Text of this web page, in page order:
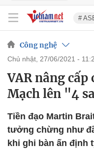
#
Công nghệ
chủ nhật, 27/06/2021 -
VAR nâng
Mạch lên "4
Tiền đạo Martin
tưởng chừng như
khi ghi bàn ấn định